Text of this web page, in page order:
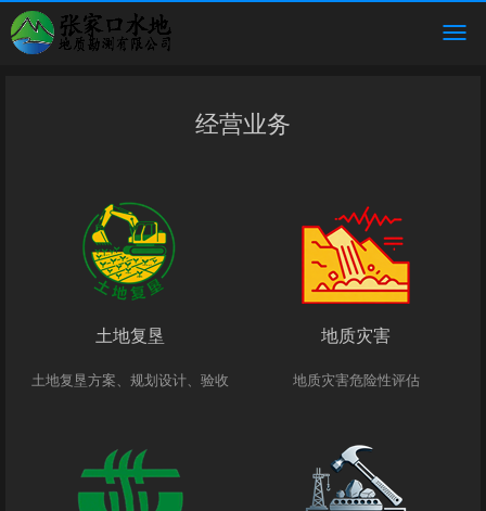
经营业务
土地复垦
土地复垦方案、规划设计、验收
地质灾害
地质灾害危险性评估